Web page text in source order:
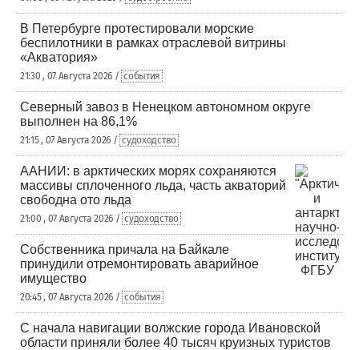
В Петербурге протестировали морские
беспилотники в рамках отраслевой витрины
«Акватория»
21:30 , 07 Августа 2026 / события
Северный завоз в Ненецком автономном округе
выполнен на 86,1%
21:15 , 07 Августа 2026 / судоходство
ААНИИ: в арктических морях сохраняются
массивы сплоченного льда, часть акваторий
свободна ото льда
21:00 , 07 Августа 2026 / судоходство
Собственника причала на Байкале
принудили отремонтировать аварийное
имущество
20:45 , 07 Августа 2026 / события
С начала навигации волжские города Ивановской
области приняли более 40 тысяч круизных туристов